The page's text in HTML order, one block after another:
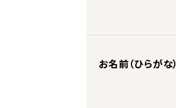
お名前（ひらがな）